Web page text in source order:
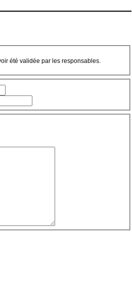
été validée par les responsables.